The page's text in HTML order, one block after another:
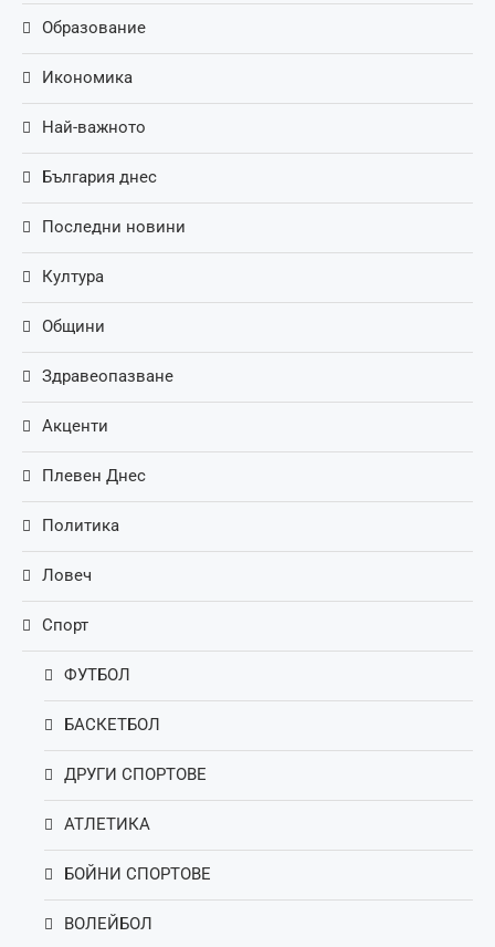
Образование
Икономика
Най-важното
България днес
Последни новини
Култура
Общини
Здравеопазване
Акценти
Плевен Днес
Политика
Ловеч
Спорт
ФУТБОЛ
БАСКЕТБОЛ
ДРУГИ СПОРТОВЕ
АТЛЕТИКА
БОЙНИ СПОРТОВЕ
ВОЛЕЙБОЛ